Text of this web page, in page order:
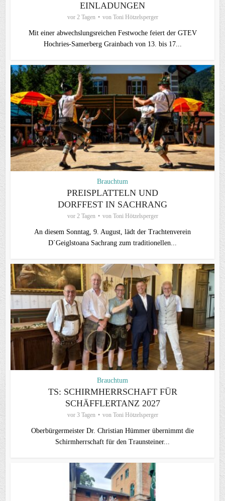
EINLADUNGEN
vor 2 Tagen von Toni Hötzelsperger
Mit einer abwechslungsreichen Festwoche feiert der GTEV
Hochries-Samerberg Grainbach von 13. bis 17...
Brauchtum
PREISPLATTELN UND
DORFFEST IN SACHRANG
vor 2 Tagen von Toni Hötzelsperger
An diesem Sonntag, 9. August, lädt der Trachtenverein
D`Geiglstoana Sachrang zum traditionellen...
Brauchtum
TS: SCHIRMHERRSCHAFT FÜR
SCHÄFFLERTANZ 2027
vor 3 Tagen von Toni Hötzelsperger
Oberbürgermeister Dr. Christian Hümmer übernimmt die
Schirmherrschaft für den Traunsteiner...